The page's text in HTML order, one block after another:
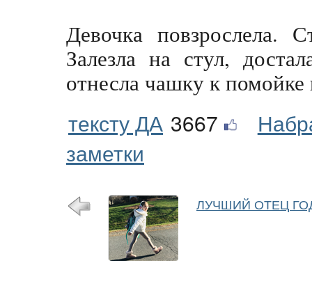
Девочка повзрослела.
Залезла на стул,
отнесла чашку к
тексту ДА 3667
заметки
ЛУЧШИЙ ОТЕЦ